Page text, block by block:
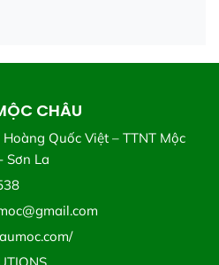
CHÂU
Quốc Việt – TTNT Mộc
Sơn La